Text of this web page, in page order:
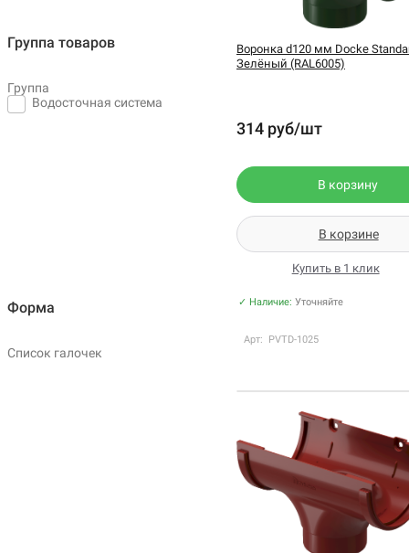
Группа товаров
Группа
Водосточная система
Форма
Список галочек
Воронка d120 мм Docke
Зелёный (RAL6005)
314 руб/шт
В корзину
В корзине
Купить в 1 клик
✓ Наличие:Уточняйте
Арт: PVTD-1025